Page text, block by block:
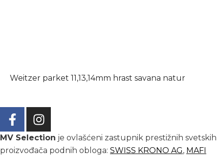
Weitzer parket 11,13,14mm hrast savana natur
MV Selection je ovlašćeni zastupnik prestižnih svetskih
proizvođača podnih obloga: SWISS KRONO AG, MAFI